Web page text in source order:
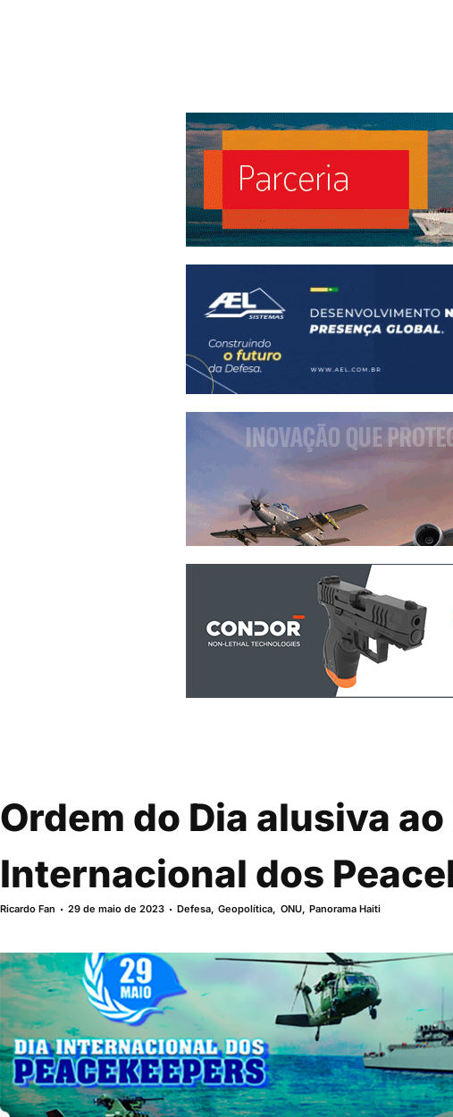
Ordem do Dia alusiva ao
Internacional dos
Ricardo Fan 29 de maio de 2023 Defesa,Geopolítica, ONU, Panorama Haiti